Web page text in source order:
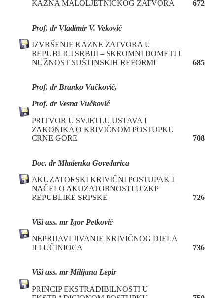
KAZNA MALOLJETNIČKOG ZATVORA 672
Prof. dr Vladimir V. Veković
IZVRŠENJE KAZNE ZATVORA U
REPUBLICI SRBIJI – SKROMNI DOMETI I
NUŽNOST SUŠTINSKIH REFORMI
685
Prof. dr Branko Vučković,
Prof. dr Vesna Vučković
PRITVOR U SVJETLU USTAVA I
ZAKONIKA O KRIVIČNOM POSTUPKU
CRNE GORE
708
Doc. dr Mladenka Govedarica
AKUZATORSKI KRIVIČNI POSTUPAK I
NAČELO AKUZATORNOSTI U ZKP
REPUBLIKE SRPSKE
726
Viši ass. mr Igor Petković
NEPRIJAVLJIVANJE KRIVIČNOG DJELA
ILI UČINIOCA
736
Viši ass. mr Milijana Lepir
PRINCIP EKSTRADIBILNOSTI U